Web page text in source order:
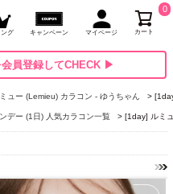
ング キャンペーン マイページ カート
0
員登録してCHECK ▶
ュー (Lemieu) カラコン - ゆうちゃん
デー (1日) 人気カラコン一覧 [1day] ルミ